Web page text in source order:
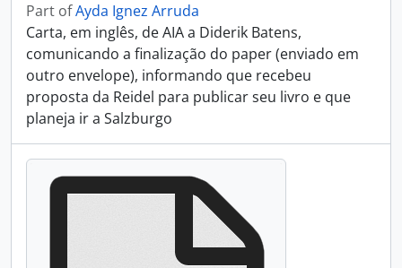
Part ofAyda Ignez Arruda
Carta, em inglês, de AIA a Diderik Batens,
comunicando a finalização do paper (enviado em
outro envelope), informando que recebeu
proposta da Reidel para publicar seu livro e que
planeja ir a Salzburgo